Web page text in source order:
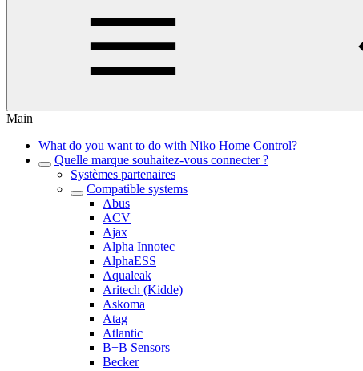
Main
What do you want to do with Niko Home Control?
Quelle marque souhaitez-vous connecter ?
Systèmes partenaires
Compatible systems
Abus
ACV
Ajax
Alpha Innotec
AlphaESS
Aqualeak
Aritech (Kidde)
Askoma
Atag
Atlantic
B+B Sensors
Becker